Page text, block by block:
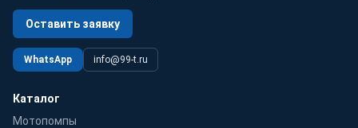
Оставить заявку
WhatsApp info@99-t.ru
Каталог
Мотопомпы